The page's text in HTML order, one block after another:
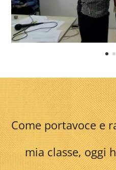
Come portavoce e
mia classe, oggi